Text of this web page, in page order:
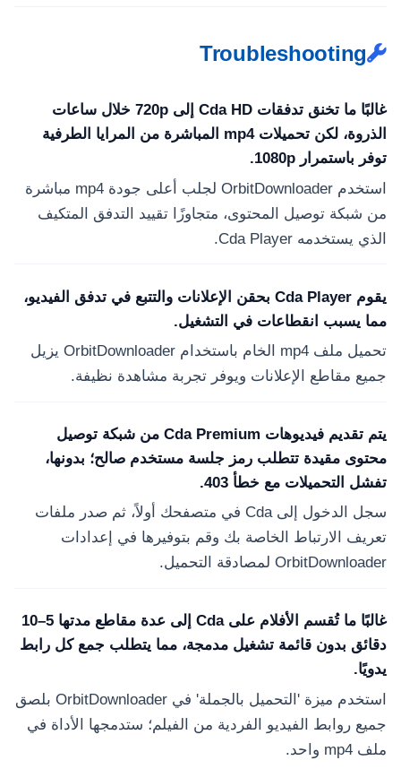
Troubleshooting
غالبًا ما تخنق تدفقات Cda HD إلى 720p خلال ساعات
الذروة، لكن تحميلات mp4 المباشرة من المرايا الطرفية
توفر باستمرار 1080p.
استخدم OrbitDownloader لجلب أعلى جودة mp4 مباشرة
من شبكة توصيل المحتوى، متجاوزًا تقييد التدفق المتكيف
الذي يستخدمه Cda Player.
يقوم Cda Player بحقن الإعلانات والتتبع في تدفق الفيديو،
مما يسبب انقطاعات في التشغيل.
تحميل ملف mp4 الخام باستخدام OrbitDownloader يزيل
جميع مقاطع الإعلانات ويوفر تجربة مشاهدة نظيفة.
يتم تقديم فيديوهات Cda Premium من شبكة توصيل
محتوى مقيدة تتطلب رمز جلسة مستخدم صالح؛ بدونها،
تفشل التحميلات مع خطأ 403.
سجل الدخول إلى Cda في متصفحك أولاً، ثم صدر ملفات
تعريف الارتباط الخاصة بك وقم بتوفيرها في إعدادات
OrbitDownloader لمصادقة التحميل.
غالبًا ما تُقسم الأفلام على Cda إلى عدة مقاطع مدتها 5–10
دقائق بدون قائمة تشغيل مدمجة، مما يتطلب جمع كل رابط
يدويًا.
استخدم ميزة 'التحميل بالجملة' في OrbitDownloader بلصق
جميع روابط الفيديو الفردية من الفيلم؛ ستدمجها الأداة في
ملف mp4 واحد.